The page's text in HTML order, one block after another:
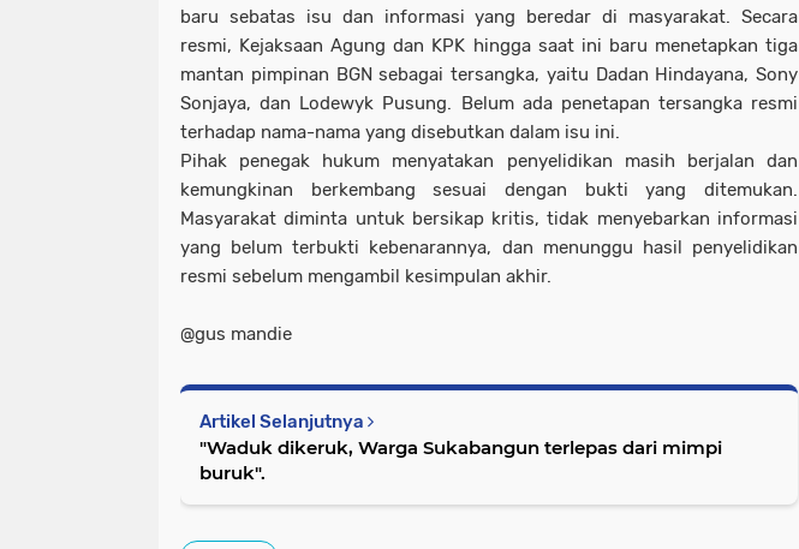
baru sebatas isu dan informasi yang beredar di masyarakat. Secara
resmi, Kejaksaan Agung dan KPK hingga saat ini baru menetapkan tiga
mantan pimpinan BGN sebagai tersangka, yaitu Dadan Hindayana, Sony
Sonjaya, dan Lodewyk Pusung. Belum ada penetapan tersangka resmi
terhadap nama-nama yang disebutkan dalam isu ini.
Pihak penegak hukum menyatakan penyelidikan masih berjalan dan
kemungkinan berkembang sesuai dengan bukti yang ditemukan.
Masyarakat diminta untuk bersikap kritis, tidak menyebarkan informasi
yang belum terbukti kebenarannya, dan menunggu hasil penyelidikan
resmi sebelum mengambil kesimpulan akhir.
@gus mandie
Artikel Selanjutnya
"Waduk dikeruk, Warga Sukabangun terlepas dari mimpi
buruk".